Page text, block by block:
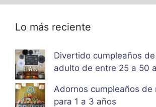
Lo más reciente
Divertido cumpleaños
adulto de entre 25 a 50
Adornos cumpleaños de
para 1 a 3 años